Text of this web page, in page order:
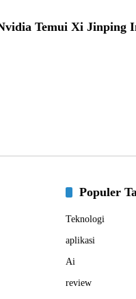
Temui Xi Jinping
Populer
Teknologi
aplikasi
Ai
review